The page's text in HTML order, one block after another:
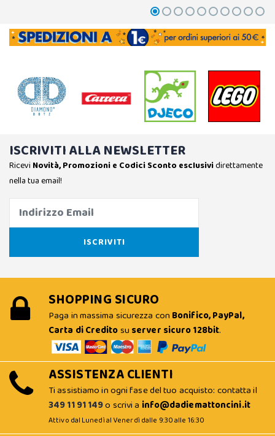
ISCRIVITI ALLA NEWSLETTER
Ricevi Novità, Promozioni e Codici Sconto esclusividirettamente
nella tua email!
SHOPPING SICURO
Paga in massima sicurezza con Bonifico, PayPal,
Carta di Creditosu server sicuro 128bit.
ASSISTENZA CLIENTI
Ti assistiamo in ogni fase del tuo acquisto: contatta il
349 11 91 149o scrivi a info@dadiemattoncini.it
Attivo dal Lunedì al Venerdì dalle 9:30 alle 16:30